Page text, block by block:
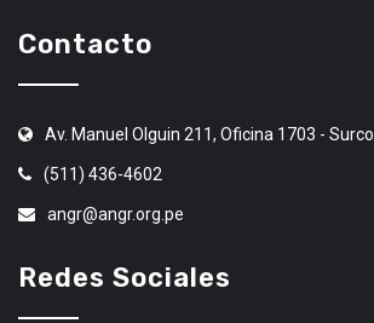
Contacto
Av. Manuel Olguin 211, Oficina 1703 - Surco
(511) 436-4602
angr@angr.org.pe
Redes Sociales